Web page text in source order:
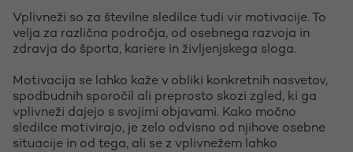
Vplivneži so za številne sledilce tudi vir motivacije. To
velja za različna področja, od osebnega razvoja in
zdravja do športa, kariere in življenjskega sloga.
Motivacija se lahko kaže v obliki konkretnih nasvetov,
spodbudnih sporočil ali preprosto skozi zgled, ki ga
vplivneži dajejo s svojimi objavami. Kako močno
sledilce motivirajo, je zelo odvisno od njihove osebne
situacije in od tega, ali se z vplivnežem lahko